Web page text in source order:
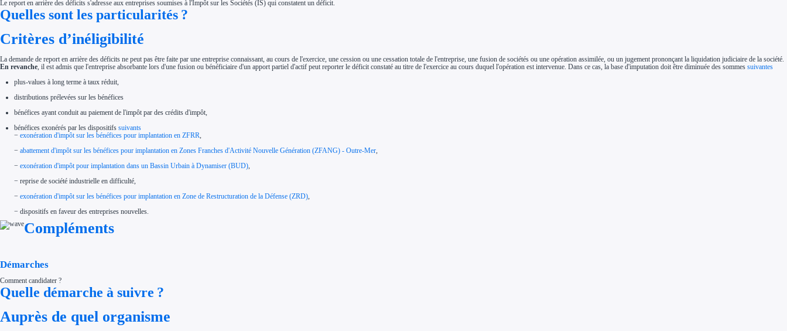
Ressources
FAQ
Blog
Nos partenaires
Contactez-nous
Le report en arrière des déficits s'adresse aux entreprises soumises à l'Impôt sur les Sociétés (IS) qui constatent un déficit.
Quelles sont les particularités ?
Critères d’inéligibilité
La demande de report en arrière des déficits ne peut pas être faite par une entreprise connaissant, au cours de l'exercice, une cession ou une cessation totale de l'entreprise, une fusion de sociétés ou une opération assimilée, ou un jugement prononçant la liquidation judiciaire de la société.
En revanche , il est admis que l'entreprise absorbante lors d'une fusion ou bénéficiaire d'un apport partiel d'actif peut reporter le déficit constaté au titre de l'exercice au cours duquel l'opération est intervenue. Dans ce cas, la base d'imputation doit être diminuée des sommes suivantes
plus-values à long terme à taux réduit,
distributions prélevées sur les bénéfices
bénéfices ayant conduit au paiement de l'impôt par des crédits d'impôt,
bénéfices exonérés par les dispositifssuivants
−exonération d'impôt sur les bénéfices pour implantation en ZFRR
−abattement d'impôt sur les bénéfices pour implantation en Zones Franches d'Activité Nouvelle Génération (ZFANG) - Outre-Mer
−exonération d'impôt pour implantation dans un Bassin Urbain à Dynamiser (BUD)
− reprise de société industrielle en difficulté,
−exonération d'impôt sur les bénéfices pour implantation en Zone de Restructuration de la Défense (ZRD)
− dispositifs en faveur des entreprises nouvelles.
Compléments
Démarches
Comment candidater ?
Quelle démarche à suivre ?
Auprès de quel organisme